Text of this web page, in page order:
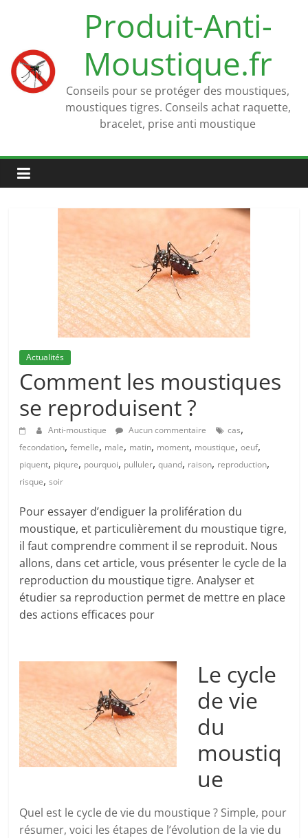
Produit-Anti-
Moustique.fr
Conseils pour se protéger des moustiques,
moustiques tigres. Conseils achat raquette,
bracelet, prise anti moustique
Actualités
Comment les moustiques
se reproduisent ?
Anti-moustique Aucun commentaire cas,
fecondation,femelle, male, matin, moment, moustique,oeuf,
piquent, piqure, pourquoi, pulluler,quand, raison, reproduction,
risque,soir
Pour essayer d’endiguer la prolifération du
moustique, et particulièrement du moustique tigre,
il faut comprendre comment il se reproduit. Nous
allons, dans cet article, vous présenter le cycle de la
reproduction du moustique tigre. Analyser et
étudier sa reproduction permet de mettre en place
des actions efficaces pour
Le cycle
de vie
du
moustiq
ue
Quel est le cycle de vie du moustique ? Simple, pour
résumer, voici les étapes de l’évolution de la vie du